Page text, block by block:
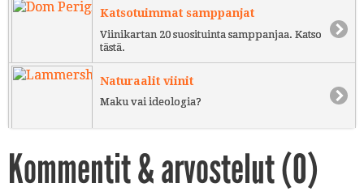
Katsotuimmat samppanjat
Viinikartan 20 suosituinta samppanjaa. Katso
tästä.
Naturaalit viinit
Maku vai ideologia?
Kommentit & arvostelut (0)